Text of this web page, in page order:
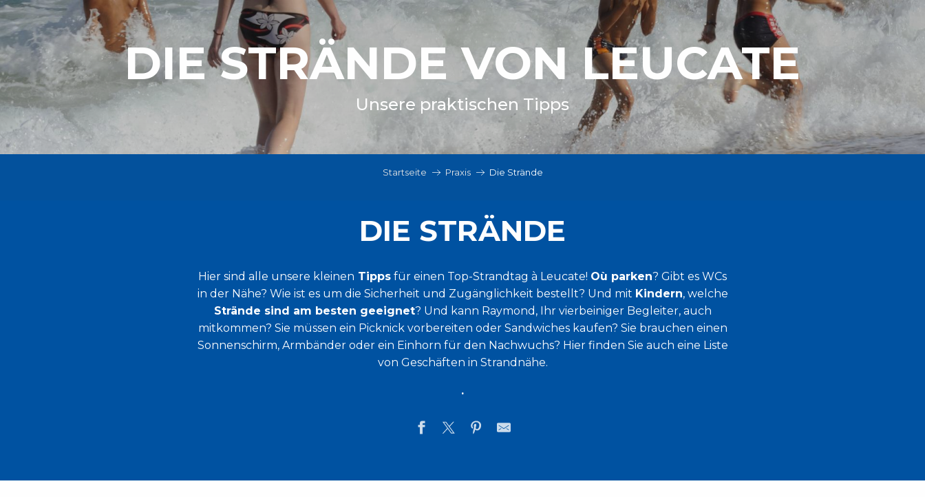
DIE STRÄNDE VON LEUCATE
Unsere praktischen Tipps
Startseite Praxis Die Strände
DIE STRÄNDE
Hier sind alle unsere kleinen Tipps für einen Top-Strandtag à Leucate! Où parken? Gibt es WCs
in der Nähe? Wie ist es um die Sicherheit und Zugänglichkeit bestellt? Und mit Kindern, welche
Strände sind am besten geeignet? Und kann Raymond, Ihr vierbeiniger Begleiter, auch
mitkommen? Sie müssen ein Picknick vorbereiten oder Sandwiches kaufen? Sie brauchen einen
Sonnenschirm, Armbänder oder ein Einhorn für den Nachwuchs? Hier finden Sie auch eine Liste
von Geschäften in Strandnähe.
.